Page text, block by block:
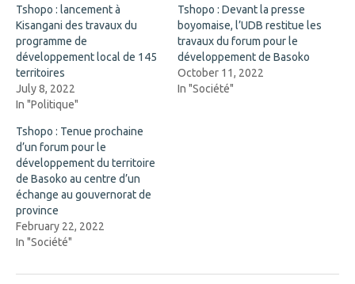
k
(
O
p
e
n
s
i
n
n
e
w
i
n
d
o
w
)
i
n
n
e
w
w
Tshopo : lancement à
Kisangani des travaux du
programme de
développement local de 145
territoires
July 8, 2022
In "Politique"
Tshopo : Devant la presse
boyomaise, l’UDB restitue les
travaux du forum pour le
développement de Basoko
October 11, 2022
In "Société"
Tshopo : Tenue prochaine
d’un forum pour le
développement du territoire
de Basoko au centre d’un
échange au gouvernorat de
province
February 22, 2022
In "Société"